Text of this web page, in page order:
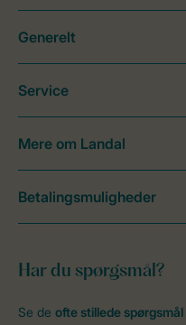
Har du spørgsmål?
Se de ofte stillede spørgsmål
Generelt
Service
Mere om Landal
Betalingsmuligheder